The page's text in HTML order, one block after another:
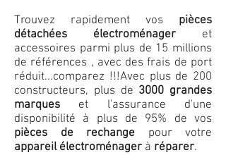
Trouvez rapidement vos pièces
détachées électroménager et
accessoires parmi plus de 15 millions
de références , avec des frais de port
réduit...comparez !!!Avec plus de 200
constructeurs, plus de 3000 grandes
marques et l'assurance d'une
disponibilité à plus de 95% de vos
pièces de rechange pour votre
appareil électroménager à réparer.